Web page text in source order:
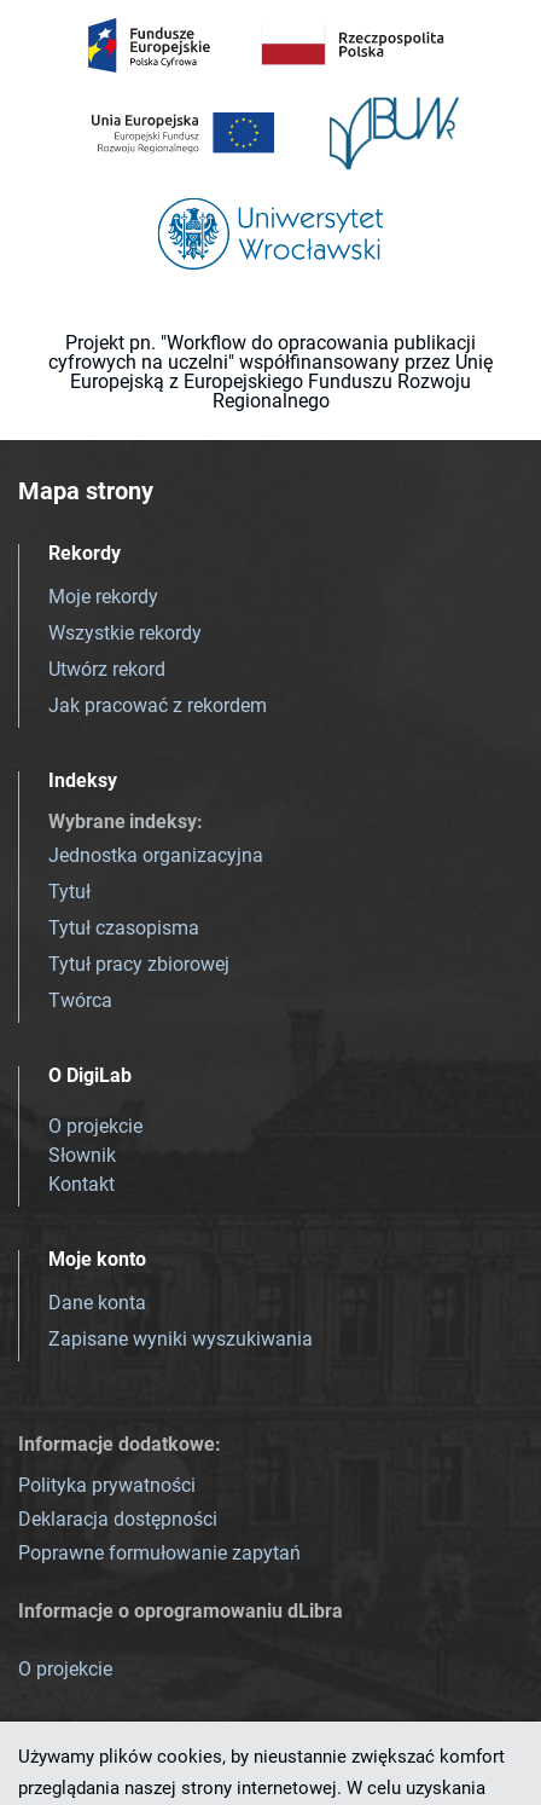
Projekt pn. "Workflow do opracowania publikacji
cyfrowych na uczelni" współfinansowany przez Unię
Europejską z Europejskiego Funduszu Rozwoju
Regionalnego
Mapa strony
Rekordy
Moje rekordy
Wszystkie rekordy
Utwórz rekord
Jak pracować z rekordem
Indeksy
Wybrane indeksy:
Jednostka organizacyjna
Tytuł
Tytuł czasopisma
Tytuł pracy zbiorowej
Twórca
O DigiLab
O projekcie
Słownik
Kontakt
Moje konto
Dane konta
Zapisane wyniki wyszukiwania
Informacje dodatkowe:
Polityka prywatności
Deklaracja dostępności
Poprawne formułowanie zapytań
Informacje o oprogramowaniu dLibra
O projekcie
Używamy plików cookies, by nieustannie zwiększać komfort
przeglądania naszej strony internetowej. W celu uzyskania